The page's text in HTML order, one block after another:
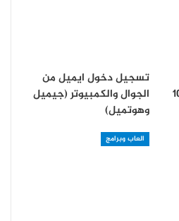
10
تسجيل دخول ايميل من
الجوال والكمبيوتر (جيميل
وهوتميل)
العاب وبرامج